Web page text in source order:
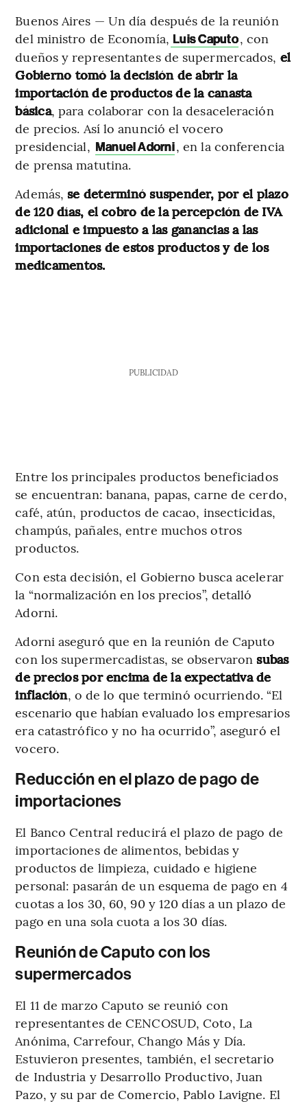
Buenos Aires — Un día después de la reunión
del ministro de Economía, Luis Caputo, con
dueños y representantes de supermercados, el
Gobierno tomó la decisión de abrir la
importación de productos de la canasta
básica, para colaborar con la desaceleración
de precios. Así lo anunció el vocero
presidencial, Manuel Adorni, en la conferencia
de prensa matutina.
Además,se determinó suspender, por el plazo
de 120 días, el cobro de la percepción de IVA
adicional e impuesto a las ganancias a las
importaciones de estos productos y de los
medicamentos.
PUBLICIDAD
Entre los principales productos beneficiados
se encuentran: banana, papas, carne de cerdo,
café, atún, productos de cacao, insecticidas,
champús, pañales, entre muchos otros
productos.
Con esta decisión, el Gobierno busca acelerar
la “normalización en los precios”, detalló
Adorni.
Adorni aseguró que en la reunión de Caputo
con los supermercadistas, se observaronsubas
de precios por encima de la expectativa de
inflación, o de lo que terminó ocurriendo. “El
escenario que habían evaluado los empresarios
era catastrófico y no ha ocurrido”, aseguró el
vocero.
Reducción en el plazo de pago de
importaciones
El Banco Central reducirá el plazo de pago de
importaciones de alimentos, bebidas y
productos de limpieza, cuidado e higiene
personal: pasarán de un esquema de pago en 4
cuotas a los 30, 60, 90 y 120 días a un plazo de
pago en una sola cuota a los 30 días.
Reunión de Caputo con los
supermercados
El 11 de marzo Caputo se reunió con
representantes de CENCOSUD, Coto, La
Anónima, Carrefour, Chango Más y Día.
Estuvieron presentes, también, el secretario
de Industria y Desarrollo Productivo, Juan
Pazo, y su par de Comercio, Pablo Lavigne. El